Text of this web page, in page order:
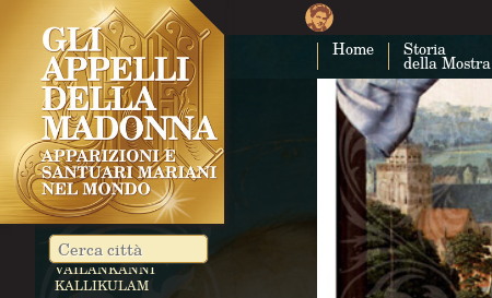
Home Storia
della Mostra
NAMYANG
CUBA
CUBA
COSTA RICA
CARTAGO
EGITTO
ZEITUN
GERMANIA
KEVELAER
HEROLDSBACH
HEEDE
MARIENFRIED
INDIA
VAILANKANNI
KALLIKULAM